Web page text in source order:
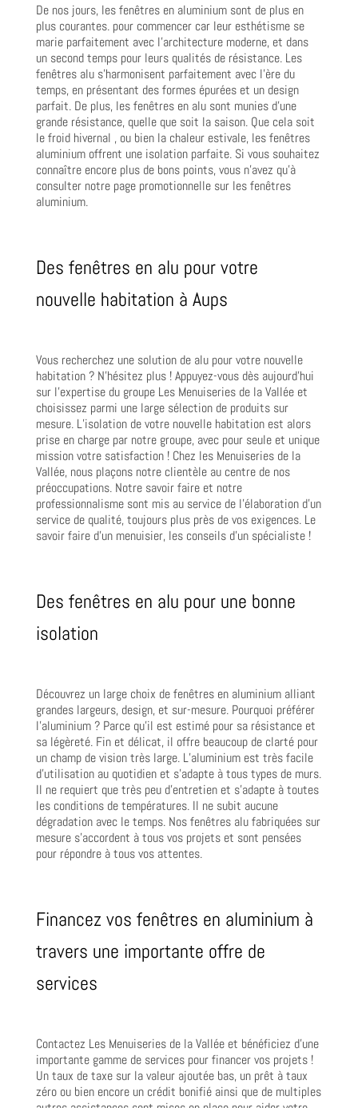
De nos jours, les fenêtres en aluminium sont de plus en
plus courantes. pour commencer car leur esthétisme se
marie parfaitement avec l’architecture moderne, et dans
un second temps pour leurs qualités de résistance. Les
fenêtres alu s’harmonisent parfaitement avec l’ère du
temps, en présentant des formes épurées et un design
parfait. De plus, les fenêtres en alu sont munies d’une
grande résistance, quelle que soit la saison. Que cela soit
le froid hivernal , ou bien la chaleur estivale, les fenêtres
aluminium offrent une isolation parfaite. Si vous souhaitez
connaître encore plus de bons points, vous n’avez qu’à
consulter notre page promotionnelle sur les fenêtres
aluminium.
Des fenêtres en alu pour votre
nouvelle habitation à Aups
Vous recherchez une solution de alu pour votre nouvelle
habitation ? N’hésitez plus ! Appuyez-vous dès aujourd’hui
sur l’expertise du groupe Les Menuiseries de la Vallée et
choisissez parmi une large sélection de produits sur
mesure. L’isolation de votre nouvelle habitation est alors
prise en charge par notre groupe, avec pour seule et unique
mission votre satisfaction ! Chez les Menuiseries de la
Vallée, nous plaçons notre clientèle au centre de nos
préoccupations. Notre savoir faire et notre
professionnalisme sont mis au service de l’élaboration d’un
service de qualité, toujours plus près de vos exigences. Le
savoir faire d’un menuisier, les conseils d’un spécialiste !
Des fenêtres en alu pour une bonne
isolation
Découvrez un large choix de fenêtres en aluminium alliant
grandes largeurs, design, et sur-mesure. Pourquoi préférer
l’aluminium ? Parce qu’il est estimé pour sa résistance et
sa légèreté. Fin et délicat, il offre beaucoup de clarté pour
un champ de vision très large. L’aluminium est très facile
d’utilisation au quotidien et s’adapte à tous types de murs.
Il ne requiert que très peu d’entretien et s’adapte à toutes
les conditions de températures. Il ne subit aucune
dégradation avec le temps. Nos fenêtres alu fabriquées sur
mesure s’accordent à tous vos projets et sont pensées
pour répondre à tous vos attentes.
Financez vos fenêtres en aluminium à
travers une importante offre de
services
Contactez Les Menuiseries de la Vallée et bénéficiez d’une
importante gamme de services pour financer vos projets !
Un taux de taxe sur la valeur ajoutée bas, un prêt à taux
zéro ou bien encore un crédit bonifié ainsi que de multiples